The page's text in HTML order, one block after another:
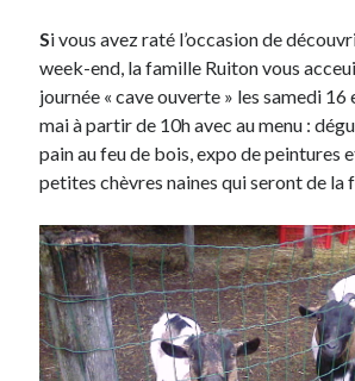
Non classé
Parole de Follower
Patchwork
Photos
Post inutile
Proust
Sorties cuculturelles
Tavukoi
Vidéos
Si vous avez raté l’occasion de
week-end, la famille Ruiton vous
journée « cave ouverte » les samedi
mai à partir de 10h avec au menu :
pain au feu de bois, expo de peintures
petites chèvres naines qui seront de la